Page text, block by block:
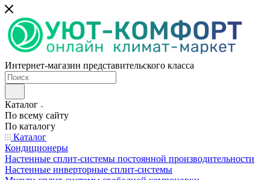
Интернет-магазин представительского класса
Каталог
По всему сайту
По каталогу
Каталог
Кондиционеры
Настенные сплит-системы постоянной производительности
Настенные инверторные сплит-системы